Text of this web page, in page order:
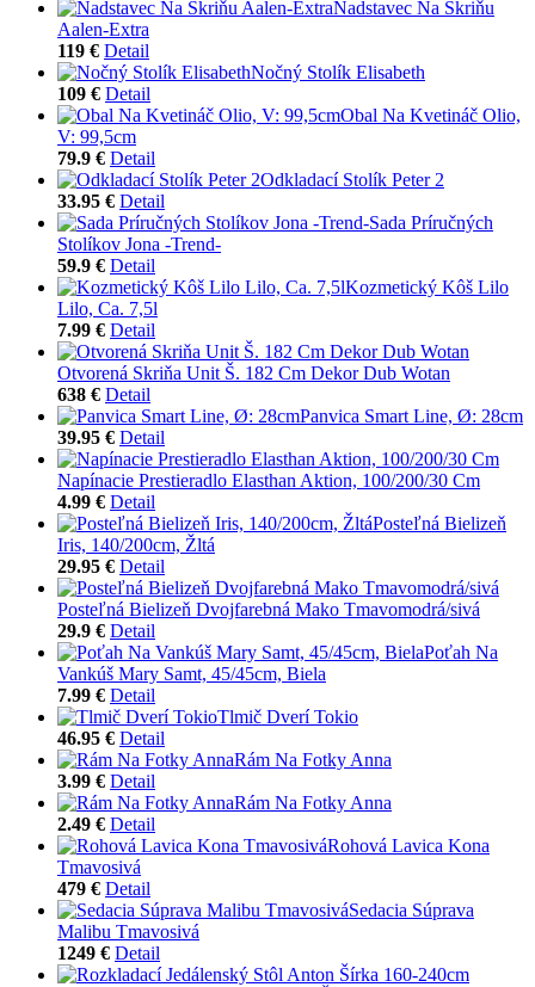
Nadstavec Na Skriňu
Aalen-Extra
119 € Detail
Nočný Stolík Elisabeth
109 € Detail
Obal Na Kvetináč Olio,
V: 99,5cm
79.9 € Detail
Odkladací Stolík Peter 2
33.95 € Detail
Sada Príručných
Stolíkov Jona -Trend-
59.9 € Detail
Kozmetický Kôš Lilo
Lilo, Ca. 7,5l
7.99 € Detail
Otvorená Skriňa Unit Š. 182 Cm Dekor Dub Wotan
638 € Detail
Panvica Smart Line, Ø: 28cm
39.95 € Detail
Napínacie Prestieradlo Elasthan Aktion, 100/200/30 Cm
4.99 € Detail
Posteľná Bielizeň
Iris, 140/200cm, Žltá
29.95 € Detail
Posteľná Bielizeň Dvojfarebná Mako Tmavomodrá/sivá
29.9 € Detail
Poťah Na
Vankúš Mary Samt, 45/45cm, Biela
7.99 € Detail
Tlmič Dverí Tokio
46.95 € Detail
Rám Na Fotky Anna
3.99 € Detail
Rám Na Fotky Anna
2.49 € Detail
Rohová Lavica Kona
Tmavosivá
479 € Detail
Sedacia Súprava
Malibu Tmavosivá
1249 € Detail